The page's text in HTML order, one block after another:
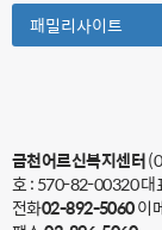
패밀리사이트Toggle
금천어르신복지센터
호 : 570-82-00320 대
전화02-892-5060이